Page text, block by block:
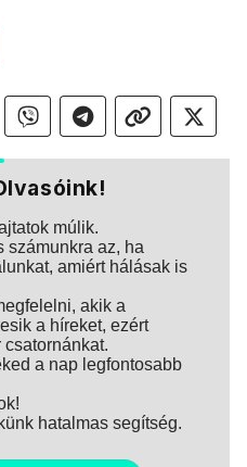
múlik.
számunkra az, ha
amiért hálásak is
akik a
a híreket, ezért
a nap legfontosabb
hatalmas segítség.